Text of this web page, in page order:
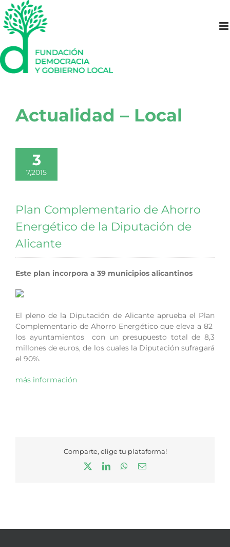
Saltar
al
contenido
Actualidad – Local
3
7,2015
Plan Complementario de Ahorro
Energético de la Diputación de
Alicante
Este plan incorpora a 39 municipios alicantinos
El pleno de la Diputación de Alicante aprueba el Plan
Complementario de Ahorro Energético que eleva a 82
los ayuntamientos con un presupuesto total de 8,3
millones de euros, de los cuales la Diputación sufragará
el 90%.
más información
Comparte, elige tu plataforma!
LinkedInWhatsApp
Correo